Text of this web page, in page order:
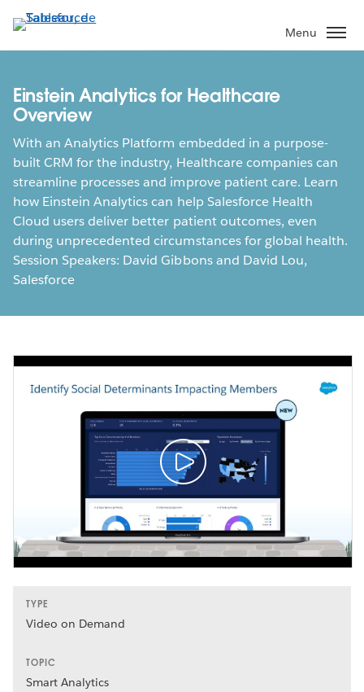
Aller
au
contenu
Menu
Einstein Analytics for Healthcare
Overview
With an Analytics Platform embedded in a purpose-
built CRM for the industry, Healthcare companies can
streamline processes and improve patient care. Learn
how Einstein Analytics can help Salesforce Health
Cloud users deliver better patient outcomes, even
during unprecedented circumstances for global health.
Session Speakers: David Gibbons and David Lou,
Salesforce
TYPE
Video on Demand
TOPIC
Smart Analytics